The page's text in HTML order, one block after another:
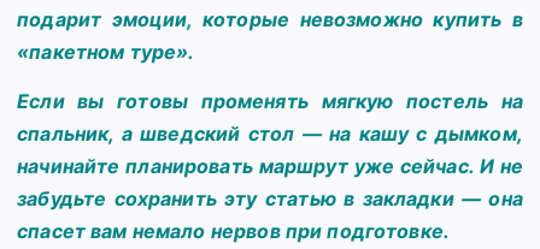
подарит эмоции, которые невозможно купить в
«пакетном туре».
Если вы готовы променять мягкую постель на
спальник, а шведский стол — на кашу с дымком,
начинайте планировать маршрут уже сейчас. И не
забудьте сохранить эту статью в закладки — она
спасет вам немало нервов при подготовке.